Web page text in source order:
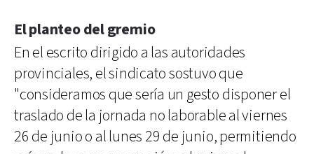
El planteo del gremio
En el escrito dirigido a las autoridades
provinciales, el sindicato sostuvo que
"consideramos que sería un gesto disponer el
traslado de la jornada no laborable al viernes
26 de junio o al lunes 29 de junio, permitiendo